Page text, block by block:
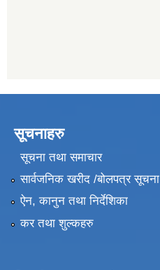
सूचनाहरु
सूचना तथा समाचार
सार्वजनिक खरीद /बोलपत्र सूचना
ऐन, कानुन तथा निर्देशिका
कर तथा शुल्कहरु